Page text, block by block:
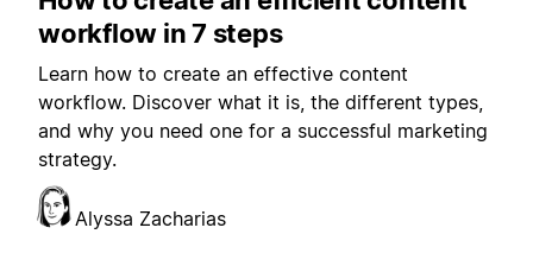
workflow in 7 steps
Learn how to create an effective content
workflow. Discover what it is, the different types,
and why you need one for a successful marketing
strategy.
Alyssa Zacharias